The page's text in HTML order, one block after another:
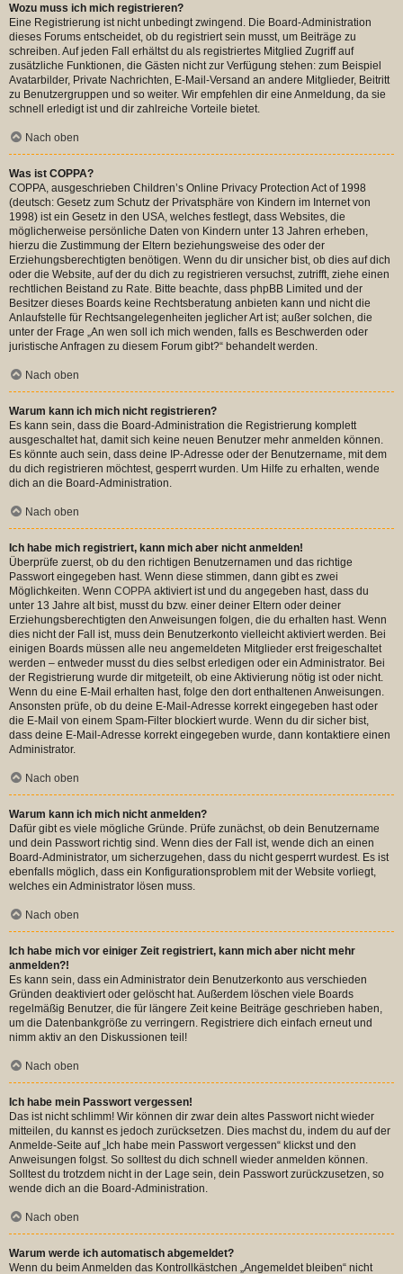
Wozu muss ich mich registrieren?
Eine Registrierung ist nicht unbedingt zwingend. Die Board-Administration
dieses Forums entscheidet, ob du registriert sein musst, um Beiträge zu
schreiben. Auf jeden Fall erhältst du als registriertes Mitglied Zugriff auf
zusätzliche Funktionen, die Gästen nicht zur Verfügung stehen: zum Beispiel
Avatarbilder, Private Nachrichten, E-Mail-Versand an andere Mitglieder, Beitritt
zu Benutzergruppen und so weiter. Wir empfehlen dir eine Anmeldung, da sie
schnell erledigt ist und dir zahlreiche Vorteile bietet.
Nach oben
Was ist COPPA?
COPPA, ausgeschrieben Children’s Online Privacy Protection Act of 1998
(deutsch: Gesetz zum Schutz der Privatsphäre von Kindern im Internet von
1998) ist ein Gesetz in den USA, welches festlegt, dass Websites, die
möglicherweise persönliche Daten von Kindern unter 13 Jahren erheben,
hierzu die Zustimmung der Eltern beziehungsweise des oder der
Erziehungsberechtigten benötigen. Wenn du dir unsicher bist, ob dies auf dich
oder die Website, auf der du dich zu registrieren versuchst, zutrifft, ziehe einen
rechtlichen Beistand zu Rate. Bitte beachte, dass phpBB Limited und der
Besitzer dieses Boards keine Rechtsberatung anbieten kann und nicht die
Anlaufstelle für Rechtsangelegenheiten jeglicher Art ist; außer solchen, die
unter der Frage „An wen soll ich mich wenden, falls es Beschwerden oder
juristische Anfragen zu diesem Forum gibt?“ behandelt werden.
Nach oben
Warum kann ich mich nicht registrieren?
Es kann sein, dass die Board-Administration die Registrierung komplett
ausgeschaltet hat, damit sich keine neuen Benutzer mehr anmelden können.
Es könnte auch sein, dass deine IP-Adresse oder der Benutzername, mit dem
du dich registrieren möchtest, gesperrt wurden. Um Hilfe zu erhalten, wende
dich an die Board-Administration.
Nach oben
Ich habe mich registriert, kann mich aber nicht anmelden!
Überprüfe zuerst, ob du den richtigen Benutzernamen und das richtige
Passwort eingegeben hast. Wenn diese stimmen, dann gibt es zwei
Möglichkeiten. Wenn COPPA aktiviert ist und du angegeben hast, dass du
unter 13 Jahre alt bist, musst du bzw. einer deiner Eltern oder deiner
Erziehungsberechtigten den Anweisungen folgen, die du erhalten hast. Wenn
dies nicht der Fall ist, muss dein Benutzerkonto vielleicht aktiviert werden. Bei
einigen Boards müssen alle neu angemeldeten Mitglieder erst freigeschaltet
werden – entweder musst du dies selbst erledigen oder ein Administrator. Bei
der Registrierung wurde dir mitgeteilt, ob eine Aktivierung nötig ist oder nicht.
Wenn du eine E-Mail erhalten hast, folge den dort enthaltenen Anweisungen.
Ansonsten prüfe, ob du deine E-Mail-Adresse korrekt eingegeben hast oder
die E-Mail von einem Spam-Filter blockiert wurde. Wenn du dir sicher bist,
dass deine E-Mail-Adresse korrekt eingegeben wurde, dann kontaktiere einen
Administrator.
Nach oben
Warum kann ich mich nicht anmelden?
Dafür gibt es viele mögliche Gründe. Prüfe zunächst, ob dein Benutzername
und dein Passwort richtig sind. Wenn dies der Fall ist, wende dich an einen
Board-Administrator, um sicherzugehen, dass du nicht gesperrt wurdest. Es ist
ebenfalls möglich, dass ein Konfigurationsproblem mit der Website vorliegt,
welches ein Administrator lösen muss.
Nach oben
Ich habe mich vor einiger Zeit registriert, kann mich aber nicht mehr
anmelden?!
Es kann sein, dass ein Administrator dein Benutzerkonto aus verschieden
Gründen deaktiviert oder gelöscht hat. Außerdem löschen viele Boards
regelmäßig Benutzer, die für längere Zeit keine Beiträge geschrieben haben,
um die Datenbankgröße zu verringern. Registriere dich einfach erneut und
nimm aktiv an den Diskussionen teil!
Nach oben
Ich habe mein Passwort vergessen!
Das ist nicht schlimm! Wir können dir zwar dein altes Passwort nicht wieder
mitteilen, du kannst es jedoch zurücksetzen. Dies machst du, indem du auf der
Anmelde-Seite auf „Ich habe mein Passwort vergessen“ klickst und den
Anweisungen folgst. So solltest du dich schnell wieder anmelden können.
Solltest du trotzdem nicht in der Lage sein, dein Passwort zurückzusetzen, so
wende dich an die Board-Administration.
Nach oben
Warum werde ich automatisch abgemeldet?
Wenn du beim Anmelden das Kontrollkästchen „Angemeldet bleiben“ nicht